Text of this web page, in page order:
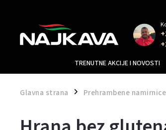
TRENUTNE AKCIJE I NOVOSTI
Glavna strana / Prehrambene namirnice